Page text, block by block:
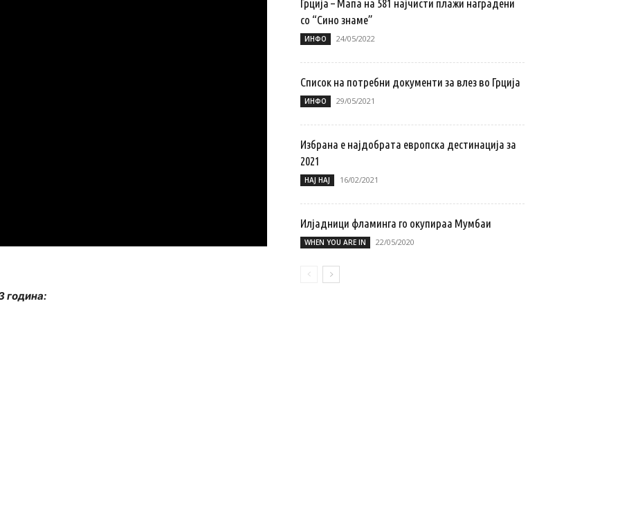
година:
Грција – Мапа на 581 најчисти плажи наградени
со “Сино знаме”
ИНФО 24/05/2022
Список на потребни документи за влез во Грција
ИНФО 29/05/2021
Избрана е најдобрата европска дестинација за
2021
НАЈ НАЈ 16/02/2021
Илјадници фламинга го окупираа Мумбаи
WHEN YOU ARE IN 22/05/2020